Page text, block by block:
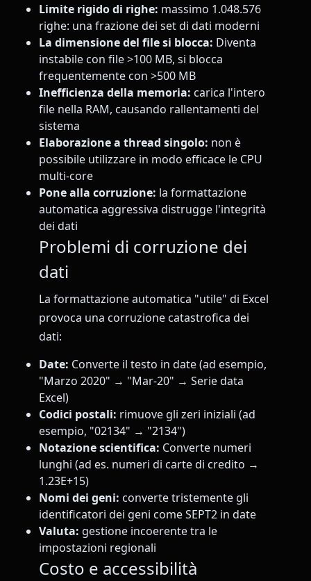
Limite rigido di righe: massimo 1.048.576
righe: una frazione dei set di dati moderni
La dimensione del file si blocca: Diventa
instabile con file >100 MB, si blocca
frequentemente con >500 MB
Inefficienza della memoria: carica l'intero
file nella RAM, causando rallentamenti del
sistema
Elaborazione a thread singolo: non è
possibile utilizzare in modo efficace le CPU
multi-core
Pone alla corruzione: la formattazione
automatica aggressiva distrugge l'integrità
dei dati
Problemi di corruzione dei
dati
La formattazione automatica "utile" di Excel
provoca una corruzione catastrofica dei
dati:
Date: Converte il testo in date (ad esempio,
"Marzo 2020" → "Mar-20" → Serie data
Excel)
Codici postali: rimuove gli zeri iniziali (ad
esempio, "02134" → "2134")
Notazione scientifica: Converte numeri
lunghi (ad es. numeri di carte di credito →
1.23E+15)
Nomi dei geni: converte tristemente gli
identificatori dei geni come SEPT2 in date
Valuta: gestione incoerente tra le
impostazioni regionali
Costo e accessibilità